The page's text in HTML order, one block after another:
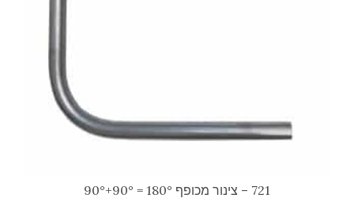
721 – צינור מכופף 180° = 90°+90°